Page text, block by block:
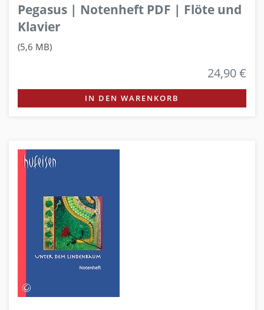
Pegasus | Notenheft PDF | Flöte und
Klavier
(5,6 MB)
24,90 €
IN DEN WARENKORB